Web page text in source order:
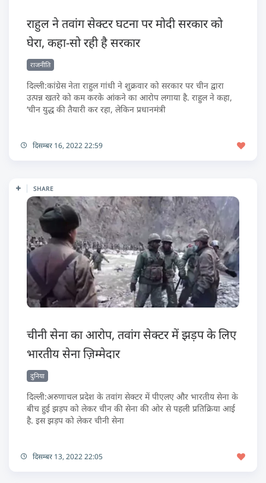
राहुल ने तवांग सेक्टर घटना पर मोदी सरकार को
घेरा, कहा-सो रही है सरकार
राजनीति
दिल्ली:कांग्रेस नेता राहुल गांधी ने शुक्रवार को सरकार पर चीन द्वारा
उत्पन्न खतरे को कम करके आंकने का आरोप लगाया है. राहुल ने कहा,
‘चीन युद्ध की तैयारी कर रहा, लेकिन प्रधानमंत्री
दिसम्बर 16, 2022 22:59
SHARE
चीनी सेना का आरोप, तवांग सेक्टर में झड़प के लिए
भारतीय सेना ज़िम्मेदार
दुनिया
दिल्ली:अरुणाचल प्रदेश के तवांग सेक्टर में पीएलए और भारतीय सेना के
बीच हुई झड़प को लेकर चीन की सेना की ओर से पहली प्रतिक्रिया आई
है. इस झड़प को लेकर चीनी सेना
दिसम्बर 13, 2022 22:05